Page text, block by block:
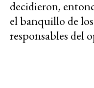
decidieron,
el banquillo de los
responsables del